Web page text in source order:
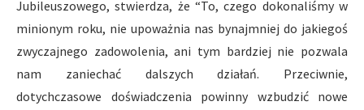
Jubileuszowego, stwierdza, że “To, czego dokonaliśmy w
minionym roku, nie upoważnia nas bynajmniej do jakiegoś
zwyczajnego zadowolenia, ani tym bardziej nie pozwala
nam zaniechać dalszych działań. Przeciwnie,
dotychczasowe doświadczenia powinny wzbudzić nowe